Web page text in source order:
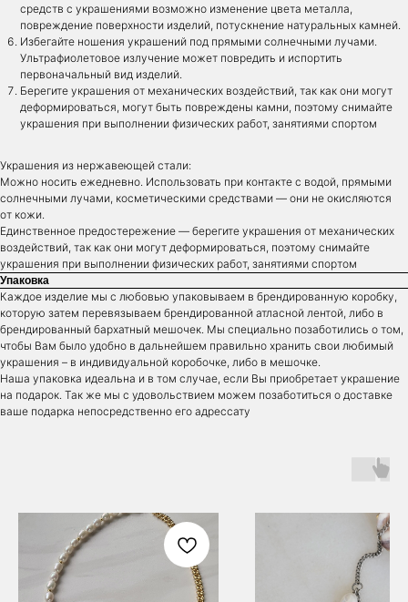
средств с украшениями возможно изменение цвета металла,
повреждение поверхности изделий, потускнение натуральных камней.
Избегайте ношения украшений под прямыми солнечными лучами.
Ультрафиолетовое излучение может повредить и испортить
первоначальный вид изделий.
Берегите украшения от механических воздействий, так как они могут
деформироваться, могут быть повреждены камни, поэтому снимайте
украшения при выполнении физических работ, занятиями спортом
Украшения из нержавеющей стали:
Можно носить ежедневно. Использовать при контакте с водой, прямыми
солнечными лучами, косметическими средствами — они не окисляются
от кожи.
Единственное предостережение — берегите украшения от механических
воздействий, так как они могут деформироваться, поэтому снимайте
украшения при выполнении физических работ, занятиями спортом
Упаковка
Каждое изделие мы c любовью упаковываем в брендированную коробку,
которую затем перевязываем брендированной атласной лентой, либо в
брендированный бархатный мешочек. Мы специально позаботились о том,
чтобы Вам было удобно в дальнейшем правильно хранить свои любимый
украшения – в индивидуальной коробочке, либо в мешочке.
Наша упаковка идеальна и в том случае, если Вы приобретает украшение
на подарок. Так же мы с удовольствием можем позаботиться о доставке
ваше подарка непосредственно его адрессату
будь В
курсе всех
новостей
instagram
telegram
vkontakte
сотрудничество с Luchi
Мы открыты к совместным
проектам и ярким идеям
По вопросам сотрудничества:
sk@luchistore.ru
мессенджеры
telegram
whatsapp
Сайт разработан
polinasha.an